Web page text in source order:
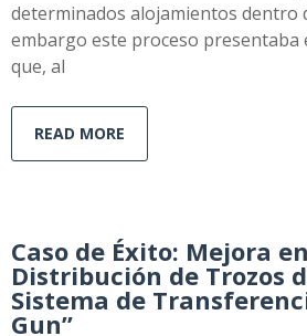
determinados alojamientos dentro
embargo este proceso presentaba
que, al
READ MORE
Caso de Éxito: Mejora
Distribución de Trozos
Sistema de
Gun”